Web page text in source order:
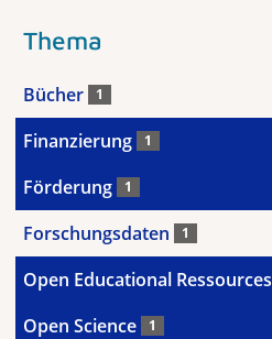
Thema
Bücher 1
Finanzierung 1
Förderung 1
Forschungsdaten 1
Open Educational Ressources
Open Science 1